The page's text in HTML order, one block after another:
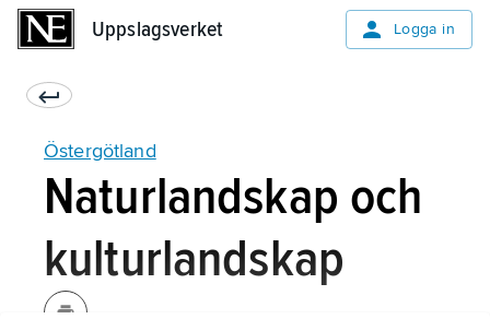
Uppslagsverket Logga in
Östergötland
Naturlandskap och
kulturlandskap